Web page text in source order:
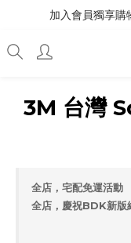
加入會員獨享購
3M 台灣
全店，宅配免運活動
全店，慶祝BDK新版